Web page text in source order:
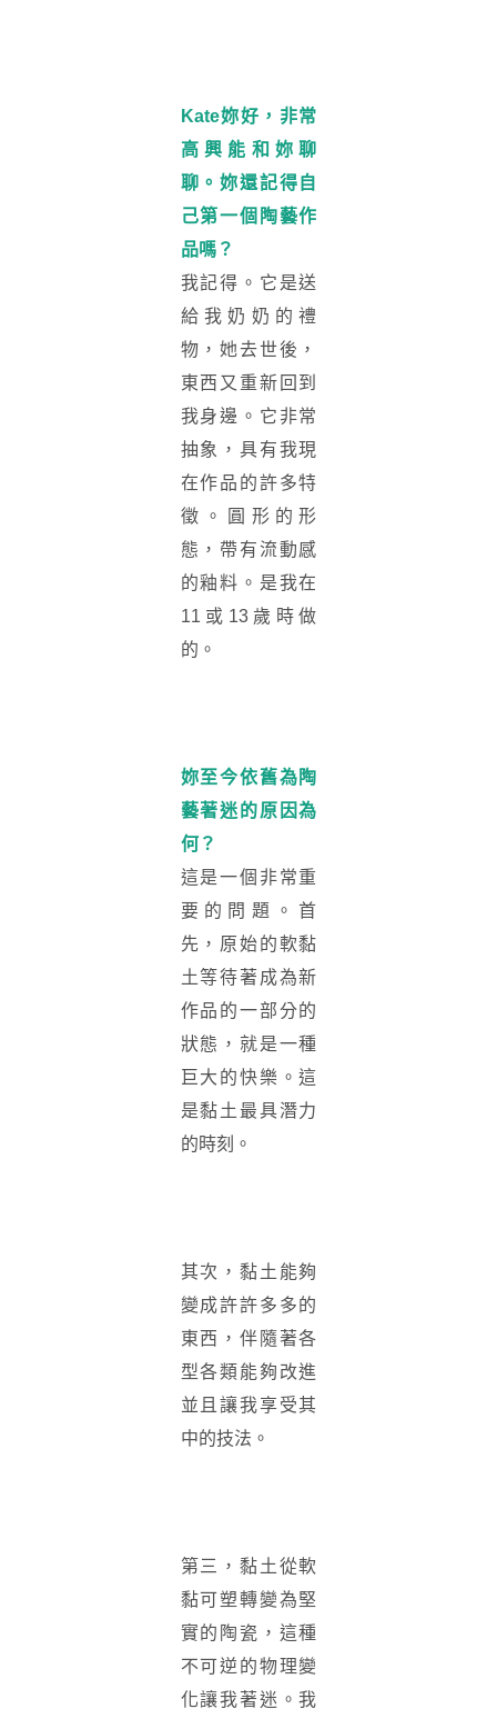
Kate妳好，非常
高興能和妳聊
聊。妳還記得自
己第一個陶藝作
品嗎？
我記得。它是送
給我奶奶的禮
物，她去世後，
東西又重新回到
我身邊。它非常
抽象，具有我現
在作品的許多特
徵。圓形的形
態，帶有流動感
的釉料。是我在
11或13歲時做
的。
妳至今依舊為陶
藝著迷的原因為
何？
這是一個非常重
要的問題。首
先，原始的軟黏
土等待著成為新
作品的一部分的
狀態，就是一種
巨大的快樂。這
是黏土最具潛力
的時刻。
其次，黏土能夠
變成許許多多的
東西，伴隨著各
型各類能夠改進
並且讓我享受其
中的技法。
第三，黏土從軟
黏可塑轉變為堅
實的陶瓷，這種
不可逆的物理變
化讓我著迷。我